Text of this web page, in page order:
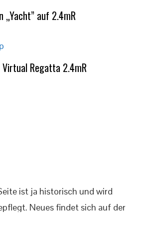
„Yacht” auf 2.4mR
Virtual Regatta 2.4mR
ist ja historisch und wird
Neues findet sich auf der